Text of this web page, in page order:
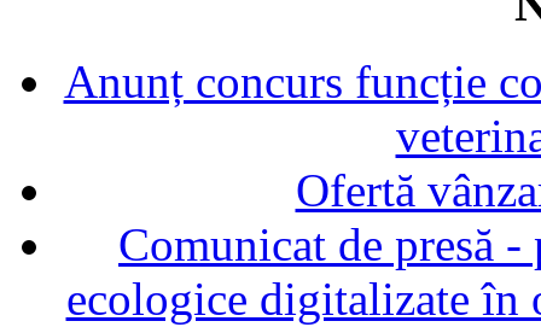
Anunț concurs funcție
Ofertă
Comunicat de presă
ecologice digitalizate în